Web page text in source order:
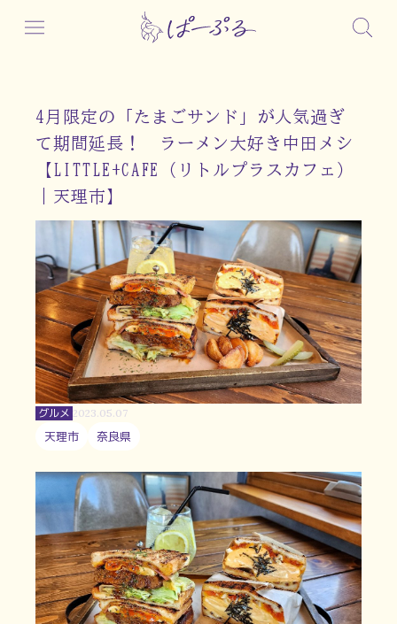
4月限定の「たまごサンド」が人気過ぎ
て期間延長！ ラーメン大好き中田メシ
【LITTLE+CAFE（リトルプラスカフェ）
｜天理市】
グルメ 2023.05.07
天理市 奈良県